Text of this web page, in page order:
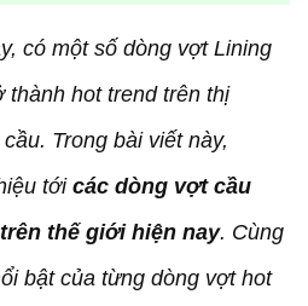
Turbo Charging chuyên
3D Calibar chuyên về
đấu
Tectonic 2020 chuyên
có một số dòng vợt Lining
hot trend trên thị
Trong bài viết này,
tới các dòng vợt cầu
thế giới hiện nay. Cùng
bật của từng dòng vợt hot